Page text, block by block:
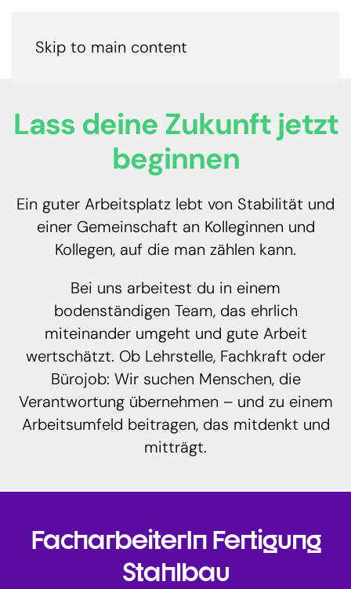
Skip to main content
Lass deine Zukunft jetzt
beginnen
Ein guter Arbeitsplatz lebt von Stabilität und
einer Gemeinschaft an Kolleginnen und
Kollegen, auf die man zählen kann.
Bei uns arbeitest du in einem
bodenständigen Team, das ehrlich
miteinander umgeht und gute Arbeit
wertschätzt. Ob Lehrstelle, Fachkraft oder
Bürojob: Wir suchen Menschen, die
Verantwortung übernehmen – und zu einem
Arbeitsumfeld beitragen, das mitdenkt und
mitträgt.
FacharbeiterIn Fertigung
Stahlbau